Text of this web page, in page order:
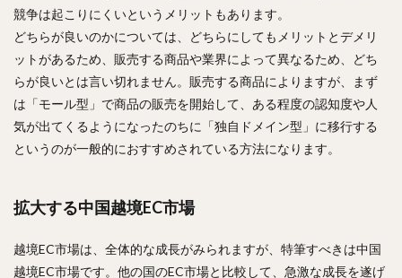
競争は起こりにくいというメリットもあります。
どちらが良いのかについては、どちらにしてもメリットとデメリ
ットがあるため、販売する商品や業界によって異なるため、どち
らが良いとは言い切れません。販売する商品によりますが、まず
は「モール型」で商品の販売を開始して、ある程度の認知度や人
気が出てくるようになったのちに「独自ドメイン型」に移行する
というのが一般的におすすめされている方法になります。
拡大する中国越境EC市場
越境EC市場は、全体的な成長がみられますが、特筆すべきは中国
越境EC市場です。他の国のEC市場と比較して、急激な成長を遂げ